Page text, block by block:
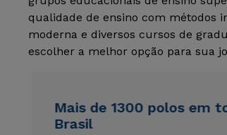
qualidade de ensino com métodos
moderna e diversos cursos de
escolher a melhor opção para sua
Mais de 1300 polos em
Brasil